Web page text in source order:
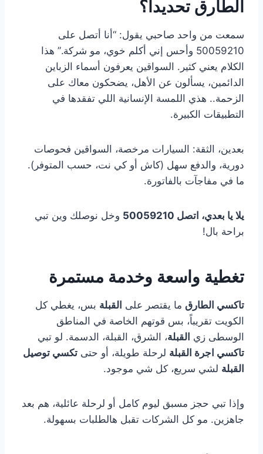
الطارق تحديداً؟
سمعت من واحد صاحبي يقول: “أنا أتصل على
50059210 وأحس إني أكلم خوي، مو شركة.” هذا
الكلام يعني كثير. السواقين يعرفون أسماء الزباين
الدائمين، يسألون عن الأهل، يضحكون معاك على
الزحمة.. هذي اللمسة الإنسانية اللي تفقدها في
التطبيقات الكبيرة.
بعدين، الثقة: السيارات مرخصة، السواقين فحوصات
دورية، والدفع سهل (كاش أو كي نت، حسب المتوفر).
ما في مفاجآت بالفاتورة.
يلا يا بعدي، اتصل 50059210
وخل نوصلك وين تبي
براحة بال!
تغطية واسعة وخدمة مستمرة
تاكسي الطارق ما يقتصر على القبلة بس، يغطي كل
الكويت تقريباً، بس قوتهم الخاصة في المناطق
الوسطى زي القبلة، الشرق، القبلة، الدسمة. لو تبي
تاكسي اجرة القبلة لرحلة طويلة، أو حتى تكسي توصيل
القبلة لشي سريع، كل شي موجود.
وإذا تبي حجز مسبق ليوم كامل أو لرحلة عائلية، هم بعد
جاهزين. مو كل الشركات تقبل هالطلبات بسهولة.